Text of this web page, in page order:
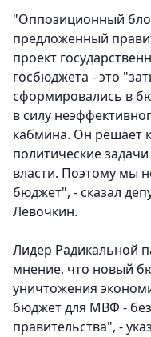
"Оппозиционный
предложенный
проект
госбюджета - это
сформировались в
в силу
кабмина. Он решает
политические
власти. Поэтому мы
бюджет", - сказал
Левочкин.
Лидер Радикальной
мнение, что новый
уничтожения
бюджет для МВФ -
правительства", -